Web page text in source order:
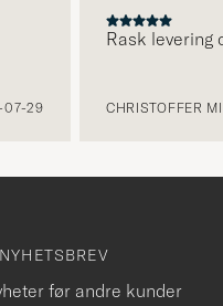
07-29
Rask levering
CHRISTOFFER
før andre kunder